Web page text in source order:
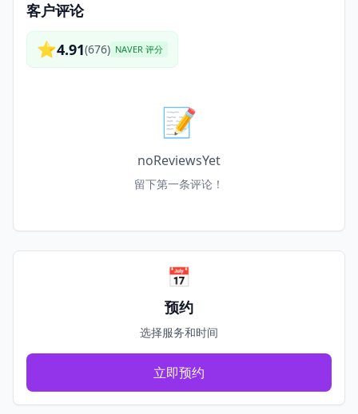
客户评论
⭐4.91(676) NAVER 评分
📝
noReviewsYet
留下第一条评论！
📅
预约
选择服务和时间
立即预约